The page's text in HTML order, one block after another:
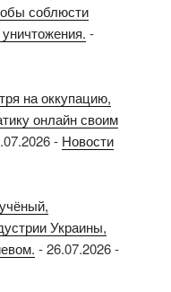
соблюсти
-
на оккупацию,
онлайн своим
- Новости
Украины,
-26.07.2026-